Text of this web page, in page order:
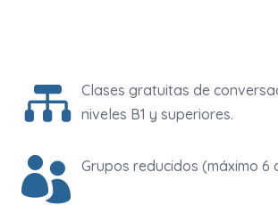

Clases gratuitas de
niveles B1 y superiores.
 Grupos reducidos (máximo 6